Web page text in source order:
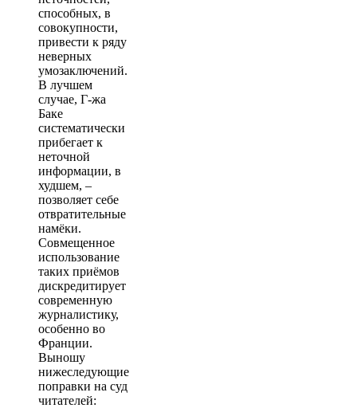
способных, в
совокупности,
привести к ряду
неверных
умозаключений.
В лучшем
случае, Г-жа
Баке
систематически
прибегает к
неточной
информации, в
худшем, –
позволяет себе
отвратительные
намёки.
Совмещенное
использование
таких приёмов
дискредитирует
современную
журналистику,
особенно во
Франции.
Выношу
нижеследующие
поправки на суд
читателей: